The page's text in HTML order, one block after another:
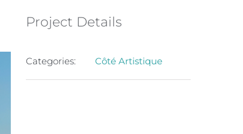
Project Details
Categories: Côté Artistique